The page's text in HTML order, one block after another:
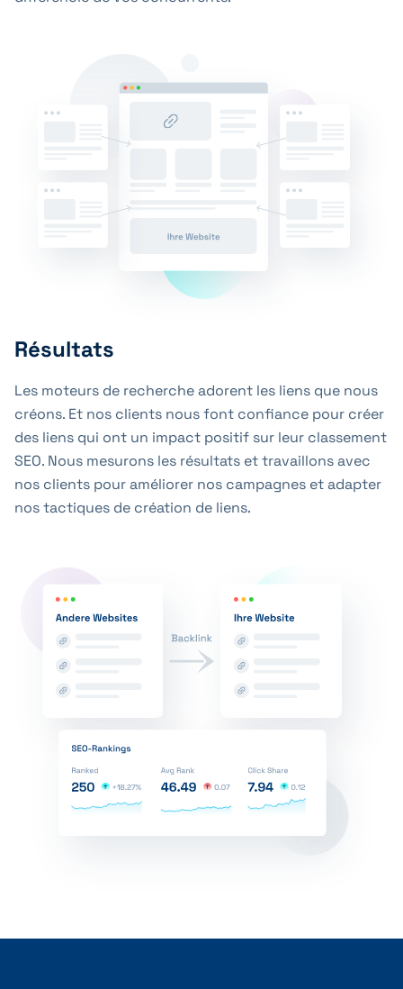
Résultats
Les moteurs de recherche adorent les liens que nous
créons. Et nos clients nous font confiance pour créer
des liens qui ont un impact positif sur leur classement
SEO. Nous mesurons les résultats et travaillons avec
nos clients pour améliorer nos campagnes et adapter
nos tactiques de création de liens.